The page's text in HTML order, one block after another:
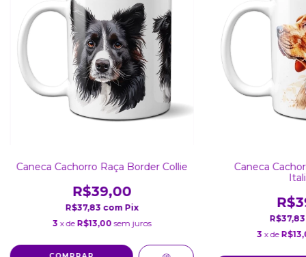
Caneca Cachorro Raça Border Collie
R$39,00
R$37,83 com Pix
3 x de R$13,00 sem juros
Caneca
3 x de